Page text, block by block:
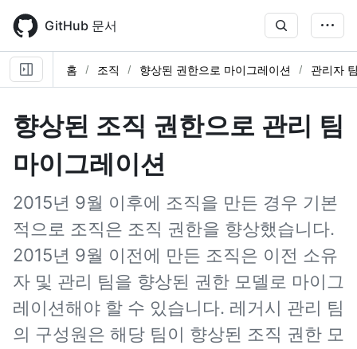
main
content
GitHub 문서
홈 조직 향상된 권한으로 마이그레이션 관리자
향상된 조직 권한으로 관리 팀
마이그레이션
2015년 9월 이후에 조직을 만든 경우 기본
적으로 조직은 조직 권한을 향상했습니다.
2015년 9월 이전에 만든 조직은 이전 소유
자 및 관리 팀을 향상된 권한 모델로 마이그
레이션해야 할 수 있습니다. 레거시 관리 팀
의 구성원은 해당 팀이 향상된 조직 권한 모